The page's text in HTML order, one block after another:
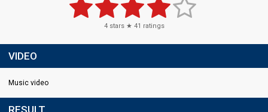
4stars ★ 41 ratings
VIDEO
Music video
RESULT